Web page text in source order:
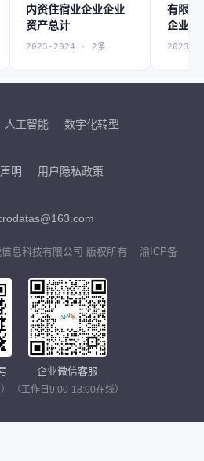
内资住宿业企业企业
资产总计
2023-2024 · 2条
有限责
企业企
2023-
人工智能
数字化转型
明
用户隐私政策
息科技有限公司 版权所有
渝ICP备
企业微信客服
（工作日9:00-18:00在线）